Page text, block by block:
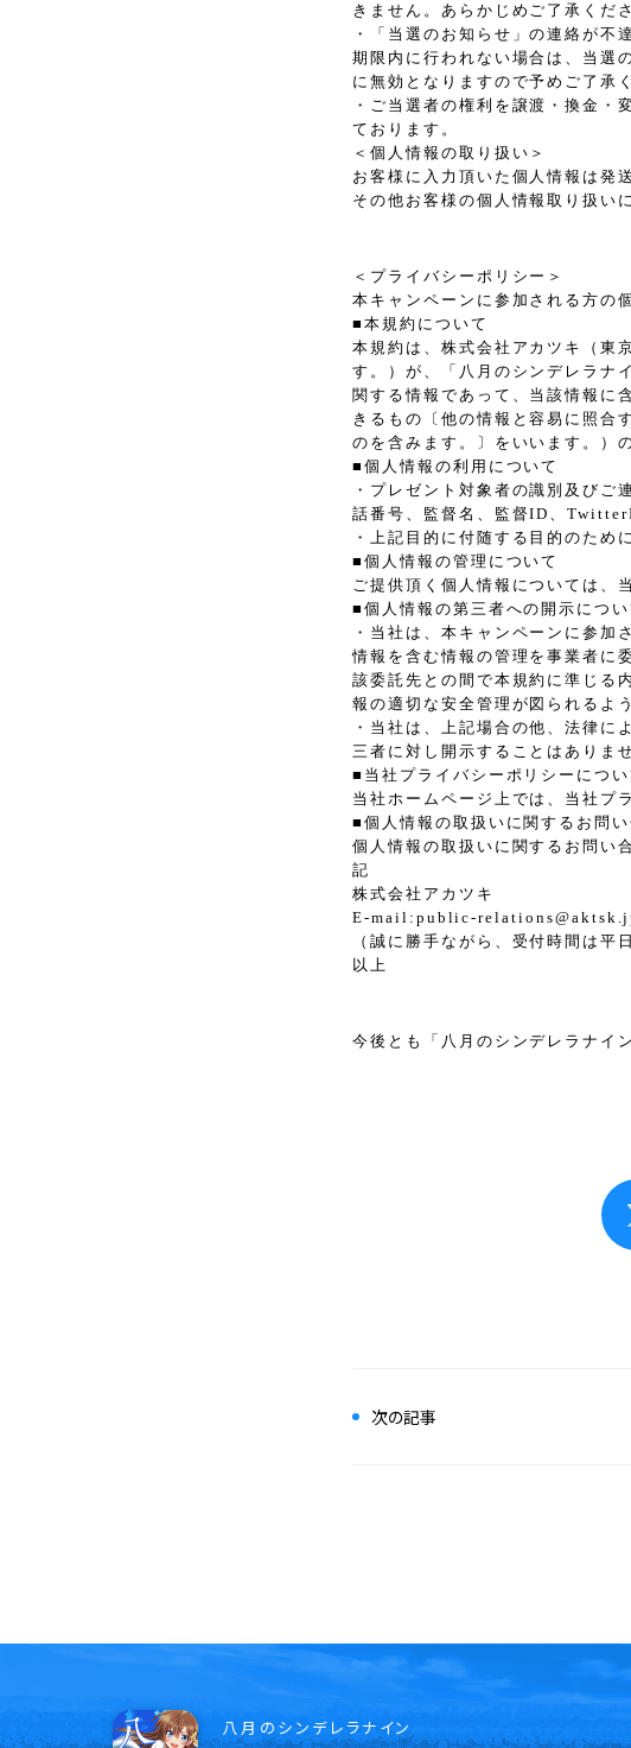
きません。あらかじめご了承くだ
・「当選のお知らせ」の連絡が不
期限内に行われない場合は、当選
に無効となりますので予めご了承
・ご当選者の権利を譲渡・換金・
ております。
＜個人情報の取り扱い＞
お客様に入力頂いた個人情報は発
その他お客様の個人情報取り扱い
＜プライバシーポリシー＞
本キャンペーンに参加される方の
■本規約について
本規約は、株式会社アカツキ（東
す。）が、「八月のシンデレラナ
関する情報であって、当該情報に
きるもの〔他の情報と容易に照合
のを含みます。〕をいいます。）
■個人情報の利用について
・プレゼント対象者の識別及びご
話番号、監督名、監督ID、
・上記目的に付随する目的のため
■個人情報の管理について
ご提供頂く個人情報については、
■個人情報の第三者への開示につい
・当社は、本キャンペーンに参加
情報を含む情報の管理を事業者に
該委託先との間で本規約に準じる
報の適切な安全管理が図られるよ
・当社は、上記場合の他、法律に
三者に対し開示することはありま
■当社プライバシーポリシーについ
当社ホームページ上では、当社プ
■個人情報の取扱いに関するお問
個人情報の取扱いに関するお問い
記
株式会社アカツキ
E-mail:public-
（誠に勝手ながら、受付時間は平
以上
今後とも「八月のシンデレラナイ
次の記事
八月のシンデレラナイン